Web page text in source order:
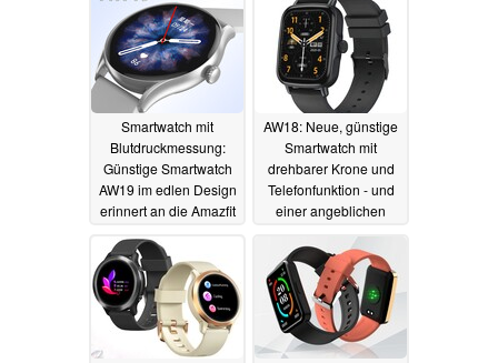
16.08.2022
Smartwatch mit
Blutdruckmessung:
Günstige Smartwatch
AW19 im edlen Design
erinnert an die Amazfit
AW18: Neue, günstige
Smartwatch mit
drehbarer Krone und
Telefonfunktion - und
einer angeblichen
Blutdruckmessung
14.08.2022